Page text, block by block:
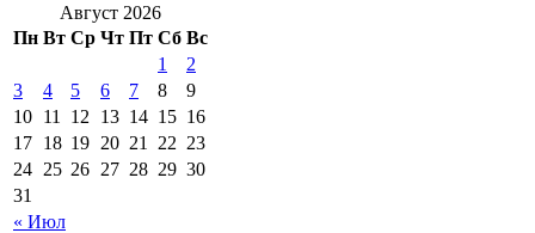
Август 2026
Пн Вт Ср Чт Пт Сб Вс
« Июл
1
2
3
4 5 6 7 8
9
10 11 12 13 14 15 16
17 18 19 20 21 22 23
24 25 26 27 28 29 30
31